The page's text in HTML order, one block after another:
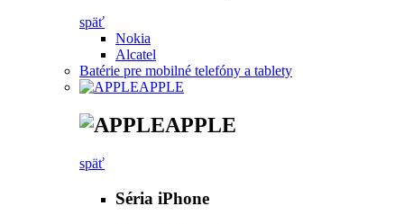
späť
Nokia
Alcatel
Batérie pre mobilné telefóny a tablety
APPLE
APPLE
späť
Séria iPhone